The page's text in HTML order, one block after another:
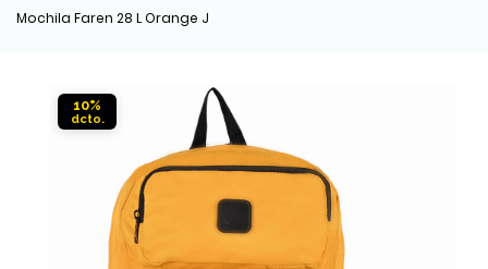
Mochila Faren 28 L Orange J
10%